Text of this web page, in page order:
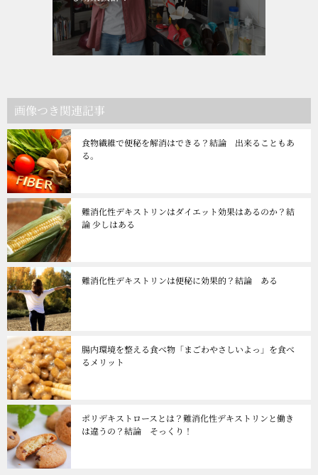
画像つき関連記事
食物繊維で便秘を解消はできる？結論 出来ることもあ
る。
難消化性デキストリンはダイエット効果はあるのか？結
論 少しはある
難消化性デキストリンは便秘に効果的？結論 ある
腸内環境を整える食べ物「まごわやさしいよっ」を食べ
るメリット
ポリデキストロースとは？難消化性デキストリンと働き
は違うの？結論 そっくり！